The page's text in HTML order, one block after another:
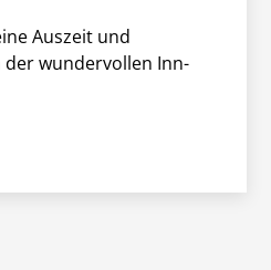
Auszeit und
der wundervollen Inn-